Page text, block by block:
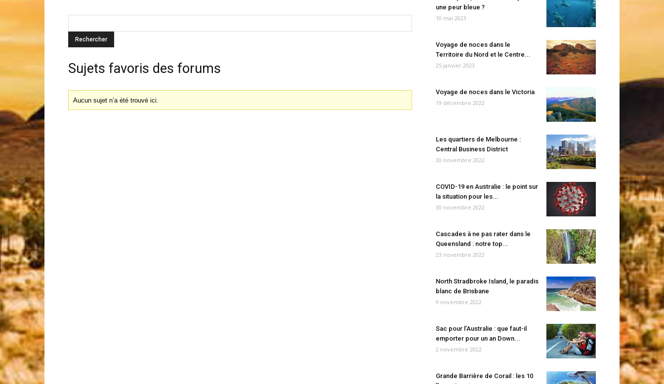
Sujets favoris des forums
Aucun sujet n’a été trouvé ici.
une peur bleue ?
10 mai 2023
Voyage de noces dans le
Territoire du Nord et le Centre...
25 janvier 2023
Voyage de noces dans le Victoria
19 décembre 2022
Les quartiers de Melbourne :
Central Business District
30 novembre 2022
COVID-19 en Australie : le point sur
la situation pour les...
30 novembre 2022
Cascades à ne pas rater dans le
Queensland : notre top...
23 novembre 2022
North Stradbroke Island, le paradis
blanc de Brisbane
9 novembre 2022
Sac pour l’Australie : que faut-il
emporter pour un an Down...
2 novembre 2022
Grande Barrière de Corail : les 10